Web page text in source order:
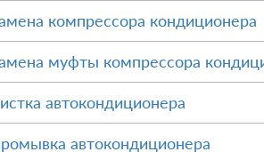
компрессора кондиционера
муфты компрессора
автокондиционера
автокондиционера